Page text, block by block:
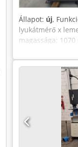
Állapot: új,
lyukátmérő x
magassága:
1160 mm
Duo Ujk
mm Sarkos
Szélesség: 60
Stancolóerő
Munkafelület